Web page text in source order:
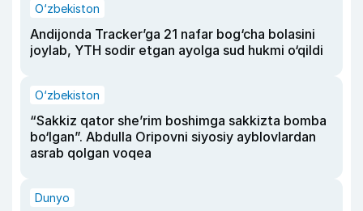
O‘zbekiston
Andijonda Tracker’ga 21 nafar bog‘cha bolasini
joylab, YTH sodir etgan ayolga sud hukmi o‘qildi
O‘zbekiston
“Sakkiz qator she’rim boshimga sakkizta bomba
bo‘lgan”. Abdulla Oripovni siyosiy ayblovlardan
asrab qolgan voqea
Dunyo